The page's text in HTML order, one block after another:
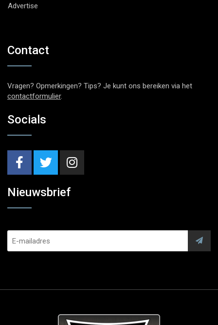
Advertise
Contact
Vragen? Opmerkingen? Tips? Je kunt ons bereiken via het
contactformulier.
Socials
Nieuwsbrief